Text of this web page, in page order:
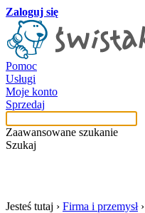
Zaloguj się
Pomoc
Usługi
Moje konto
Sprzedaj
Zaawansowane szukanie
Szukaj
Jesteś tutaj › Firma i przemysł›